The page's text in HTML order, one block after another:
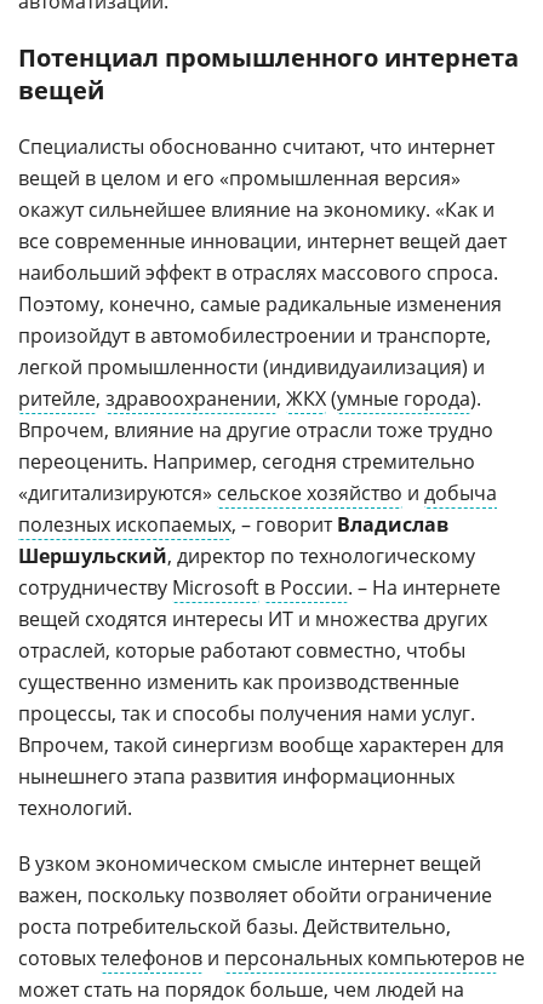
Потенциал промышленного интернета
вещей
Специалисты обоснованно считают, что интернет
вещей в целом и его «промышленная версия»
окажут сильнейшее влияние на экономику. «Как и
все современные инновации, интернет вещей дает
наибольший эффект в отраслях массового спроса.
Поэтому, конечно, самые радикальные изменения
произойдут в автомобилестроении и транспорте,
легкой промышленности (индивидуаилизация) и
ритейле, здравоохранении, ЖКХ(умные города).
Впрочем, влияние на другие отрасли тоже трудно
переоценить. Например, сегодня стремительно
«дигитализируются» сельское хозяйство и добыча
полезных ископаемых, – говоритВладислав
Шершульский, директор по технологическому
сотрудничеству Microsoft в России. – На интернете
вещей сходятся интересы ИТ и множества других
отраслей, которые работают совместно, чтобы
существенно изменить как производственные
процессы, так и способы получения нами услуг.
Впрочем, такой синергизм вообще характерен для
нынешнего этапа развития информационных
технологий.
В узком экономическом смысле интернет вещей
важен, поскольку позволяет обойти ограничение
роста потребительской базы. Действительно,
сотовыхтелефонов и персональных компьютеров не
может стать на порядок больше, чем людей на